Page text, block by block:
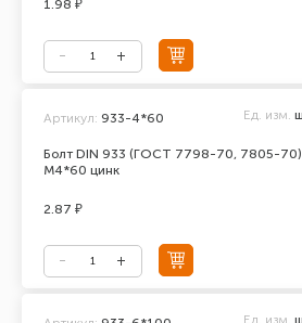
1.98 ₽
Болт DIN 933 (ГОСТ 7798-70, 7805-70)
М4*60 цинк
Артикул: 933-4*60 Ед. изм.
2.87 ₽
Ед. изм.